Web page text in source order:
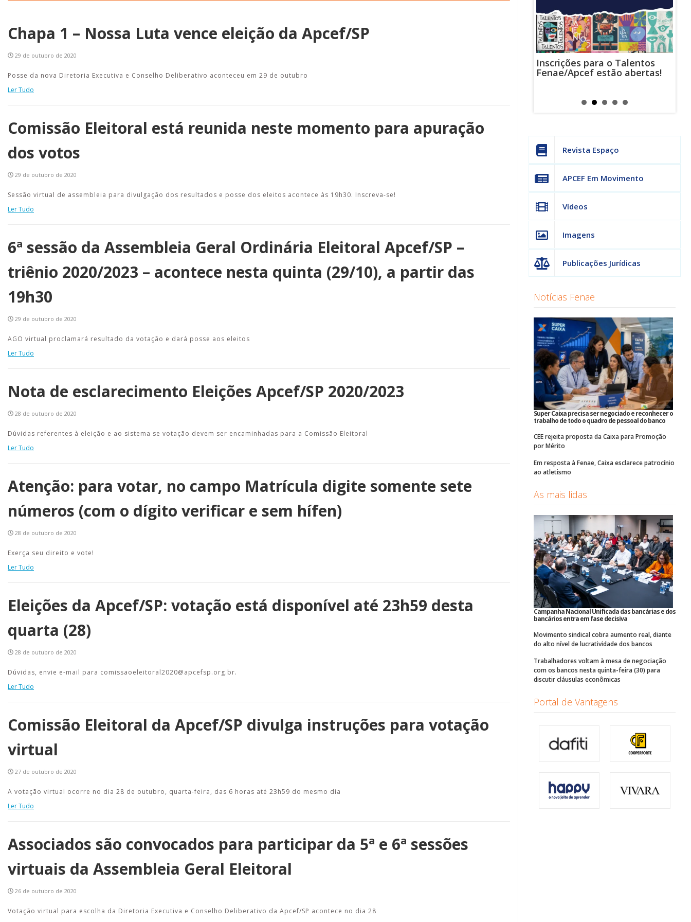
Chapa 1 – Nossa Luta vence eleição da Apcef/SP
29 de outubro de 2020
Posse da nova Diretoria Executiva e Conselho Deliberativo aconteceu em 29 de outubro
Ler Tudo
Comissão Eleitoral está reunida neste momento para apuração
dos votos
29 de outubro de 2020
Sessão virtual de assembleia para divulgação dos resultados e posse dos eleitos acontece às 19h30. Inscreva-se!
Ler Tudo
6ª sessão da Assembleia Geral Ordinária Eleitoral Apcef/SP –
triênio 2020/2023 – acontece nesta quinta (29/10), a partir das
19h30
29 de outubro de 2020
AGO virtual proclamará resultado da votação e dará posse aos eleitos
Ler Tudo
Nota de esclarecimento Eleições Apcef/SP 2020/2023
28 de outubro de 2020
Dúvidas referentes à eleição e ao sistema se votação devem ser encaminhadas para a Comissão Eleitoral
Ler Tudo
Atenção: para votar, no campo Matrícula digite somente sete
números (com o dígito verificar e sem hífen)
28 de outubro de 2020
Exerça seu direito e vote!
Ler Tudo
Eleições da Apcef/SP: votação está disponível até 23h59 desta
quarta (28)
28 de outubro de 2020
Dúvidas, envie e-mail para comissaoeleitoral2020@apcefsp.org.br.
Ler Tudo
Comissão Eleitoral da Apcef/SP divulga instruções para votação
virtual
27 de outubro de 2020
A votação virtual ocorre no dia 28 de outubro, quarta-feira, das 6 horas até 23h59 do mesmo dia
Ler Tudo
Associados são convocados para participar da 5ª e 6ª sessões
virtuais da Assembleia Geral Eleitoral
26 de outubro de 2020
Votação virtual para escolha da Diretoria Executiva e Conselho Deliberativo da Apcef/SP acontece no dia 28
com o Sesi e invista em saúde
Inscrições para o Talentos
Fenae/Apcef estão abertas!
Revista Espaço
APCEF Em Movimento
Vídeos
Imagens
Publicações Jurídicas
Notícias Fenae
Super Caixa precisa ser negociado e reconhecer o
trabalho de todo o quadro de pessoal do banco
CEE rejeita proposta da Caixa para Promoção
por Mérito
Em resposta à Fenae, Caixa esclarece patrocínio
ao atletismo
As mais lidas
Campanha Nacional Unificada das bancárias e dos
bancários entra em fase decisiva
Movimento sindical cobra aumento real, diante
do alto nível de lucratividade dos bancos
Trabalhadores voltam à mesa de negociação
com os bancos nesta quinta-feira (30) para
discutir cláusulas econômicas
Portal de Vantagens